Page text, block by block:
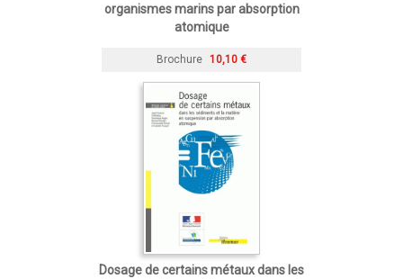
organismes marins par absorption
atomique
Brochure 10,10 €
Dosage de certains métaux dans les